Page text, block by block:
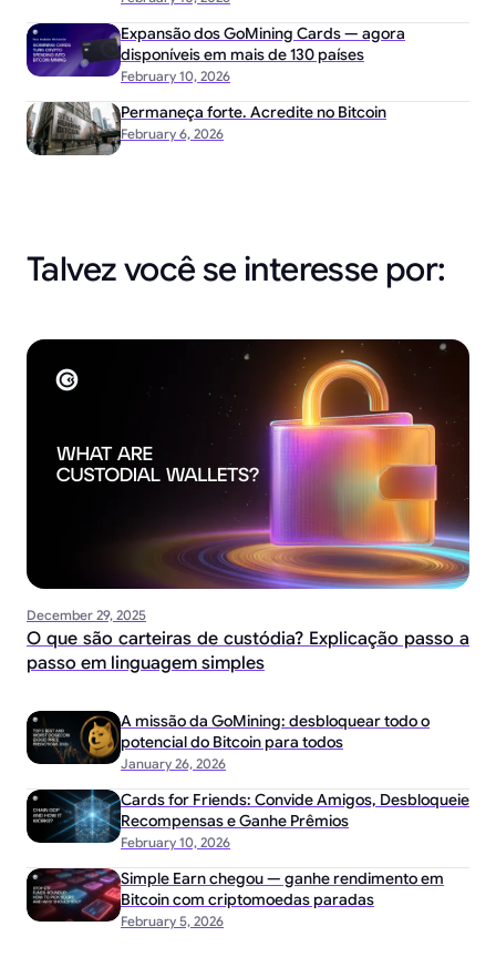
February 10, 2026
Expansão dos GoMining Cards — agora
disponíveis em mais de 130 países
February 6, 2026
Permaneça forte. Acredite no Bitcoin
Talvez você se interesse por:
December 29, 2025
O que são carteiras de custódia? Explicação passo a
passo em linguagem simples
January 26, 2026
A missão da GoMining: desbloquear todo o
potencial do Bitcoin para todos
February 10, 2026
Cards for Friends: Convide Amigos, Desbloqueie
Recompensas e Ganhe Prêmios
February 5, 2026
Simple Earn chegou — ganhe rendimento em
Bitcoin com criptomoedas paradas